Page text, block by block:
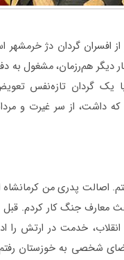
‌«ﻋﻠﯽ ﻗﻤﺮﯼ‌» ﺗﻨﻬﺎ ﺑﺎﺯﻣﺎﻧﺪﻩ 19 ﻧﻔﺮ ﺍﺯ
دیگر هم‌رزمان، ﻣﺸﻐﻮﻝ ﺑﻪ
ﻗﺎﻋﺪﻩ ﻧﻈﺎﻣﯽ ﻇﺮﻑ 48 ﺳﺎﻋﺖ ﺑﺎ ﯾﮏ
اهل اسدآباد هستم. اصالت پدری
هستم. 24 سال در بحث معارف جنگ
شخصی به خوزستان